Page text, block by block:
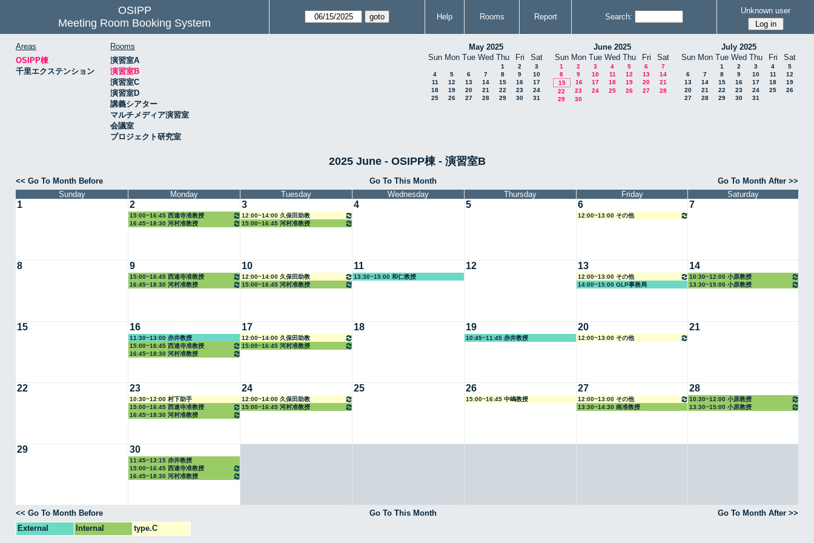
OSIPP
Meeting Room Booking System
Help Rooms Report Search:
Unknown user
Areas
OSIPP棟
千里エクステンション
Rooms
演習室A
演習室B
演習室C
演習室D
講義シアター
マルチメディア演習室
会議室
プロジェクト研究室
May 2025
Sun Mon Tue Wed Thu Fri Sat
1 2
3
4
5 6 7 8 9
10
11
12 13 14 15 16
17
18
19 20 21 22 23
24
25
26 27 28 29 30 31
June 2025
Sun Mon Tue Wed Thu Fri Sat
1 2 3 4 5 6
7
8
9 10 11 12 13
14
15
16 17 18 19 20
21
22
23 24 25 26 27
28
29
30
July 2025
Sun Mon Tue Wed Thu Fri Sat
1 2 3 4
5
6
7 8 9 10 11
12
13
14 15 16 17 18
19
20
21 22 23 24 25
26
27
28 29 30 31
2025 June - OSIPP棟 - 演習室B
<< Go To Month Before Go To This Month
Go To Month After >>
Sunday
Monday Tuesday Wednesday Thursday Friday Saturday
1 2
15:00~16:45 西連寺准教授
16:45~18:30 河村准教授
3
12:00~14:00 久保田助教
15:00~16:45 河村准教授
4 5 6
12:00~13:00 その他
7
8 9
15:00~16:45 西連寺准教授
16:45~18:30 河村准教授
10
12:00~14:00 久保田助教
15:00~16:45 河村准教授
11
13:30~15:00 和仁教授
12 13
12:00~13:00 その他
14:00~15:00 GLP事務局
14
10:30~12:00 小原教授
13:30~15:00 小原教授
15 16
11:30~13:00 赤井教授
15:00~16:45 西連寺准教授
16:45~18:30 河村准教授
17
12:00~14:00 久保田助教
15:00~16:45 河村准教授
18 19
10:45~11:45 赤井教授
20
12:00~13:00 その他
21
22 23
10:30~12:00 村下助手
15:00~16:45 西連寺准教授
16:45~18:30 河村准教授
24
12:00~14:00 久保田助教
15:00~16:45 河村准教授
25 26
15:00~16:45 中嶋教授
27
12:00~13:00 その他
13:30~14:30 南准教授
28
10:30~12:00 小原教授
13:30~15:00 小原教授
29 30
11:45~13:15 赤井教授
15:00~16:45 西連寺准教授
16:45~18:30 河村准教授
<< Go To Month Before Go To This Month
Go To Month After >>
External
Internal type.C